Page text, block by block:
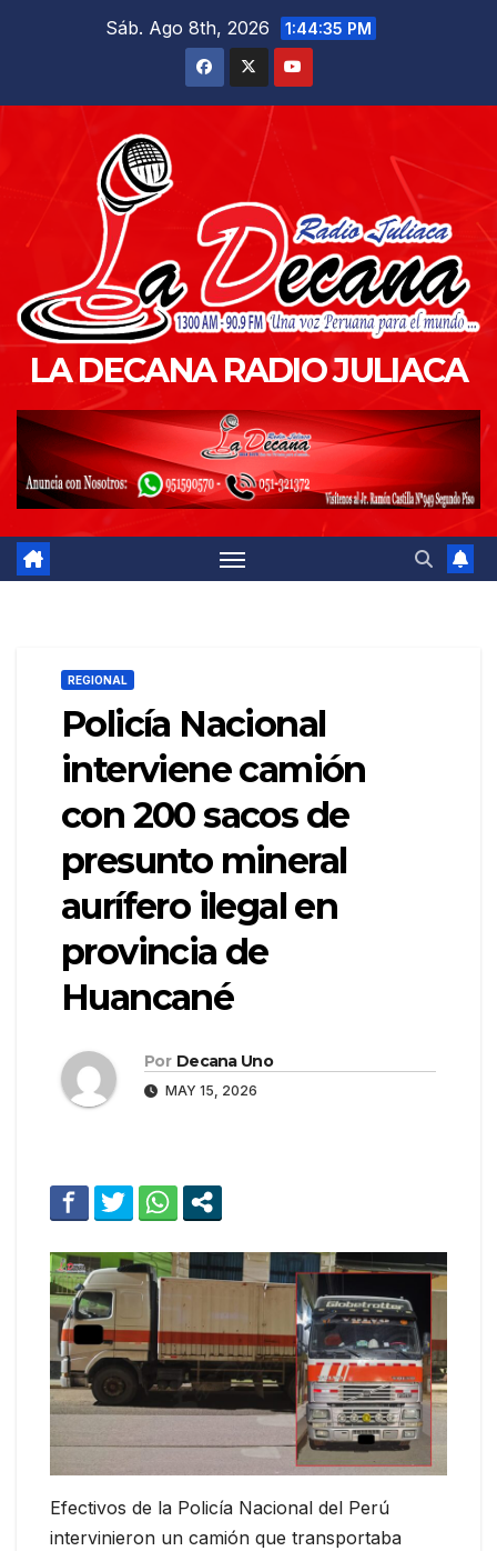
Sáb. Ago 8th, 2026 1:44:36 PM
LA DECANA RADIO JULIACA
REGIONAL
Policía Nacional
interviene camión
con 200 sacos de
presunto mineral
aurífero ilegal en
provincia de
Huancané
Por Decana Uno
MAY 15, 2026
Efectivos de la Policía Nacional del Perú
intervinieron un camión que transportaba